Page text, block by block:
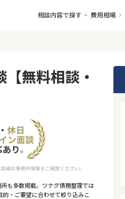
相談内容で探す 費用相場
無料相談・
も多数掲載。ツナグ債務整理では
・ご要望に合わせて絞り込みこ